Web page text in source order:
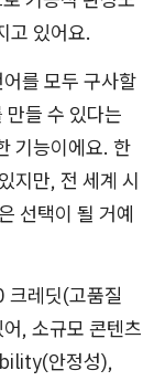
고 있어요.
를 모두 구사할
들 수 있다는
기능이에요. 한
지만, 전 세계 시
선택이 될 거예
레딧(고품질
, 소규모 콘텐츠
안정성),